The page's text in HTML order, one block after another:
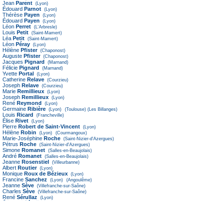
Jean Parent (Lyon)
Édouard Parnot (Lyon)
Thérèse Payen (Lyon)
Édouard Payen (Lyon)
Léon Perret (L'Arbresle)
Louis Petit (Saint-Mamert)
Léa Petit (Saint-Mamert)
Léon Péray (Lyon)
Hélène Pfister (Chaponost)
Auguste Pfister (Chaponost)
Jacques Pignard (Marnand)
Félicie Pignard (Marnand)
Yvette Portal (Lyon)
Catherine Relave (Courzieu)
Joseph Relave (Courzieu)
Marie Remillieux (Lyon)
Joseph Remillieux (Lyon)
René Reymond (Lyon)
Germaine Ribière (Lyon) (Toulouse) (Les Billanges)
Louis Ricard (Francheville)
Élise Rivet (Lyon)
Pierre Robert de Saint-Vincent (Lyon)
Hélène Robin (Lyon) (Courmangoux)
Marie-Joséphine Roche (Saint-Nizier-d'Azergues)
Pétrus Roche (Saint-Nizier-d'Azergues)
Simone Romanet (Salles-en-Beaujolais)
André Romanet (Salles-en-Beaujolais)
Jeanne Rosenstiel (Villeurbanne)
Albert Routier (Lyon)
Monique Roux de Bézieux (Lyon)
Francine Sanchez (Lyon) (Angoulême)
Jeanne Sève (Villefranche-sur-Saône)
Charles Sève (Villefranche-sur-Saône)
René Sérullaz (Lyon)